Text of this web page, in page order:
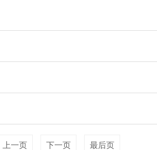
上一页 下一页 最后页